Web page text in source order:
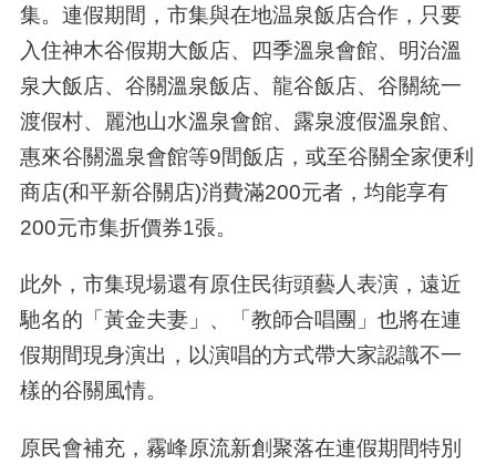
集。連假期間，市集與在地温泉飯店合作，只要
入住神木谷假期大飯店、四季溫泉會館、明治溫
泉大飯店、谷關溫泉飯店、龍谷飯店、谷關統一
渡假村、麗池山水溫泉會館、露泉渡假溫泉館、
惠來谷關溫泉會館等9間飯店，或至谷關全家便利
商店(和平新谷關店)消費滿200元者，均能享有
200元市集折價券1張。
此外，市集現場還有原住民街頭藝人表演，遠近
馳名的「黃金夫妻」、「教師合唱團」也將在連
假期間現身演出，以演唱的方式帶大家認識不一
樣的谷關風情。
原民會補充，霧峰原流新創聚落在連假期間特別